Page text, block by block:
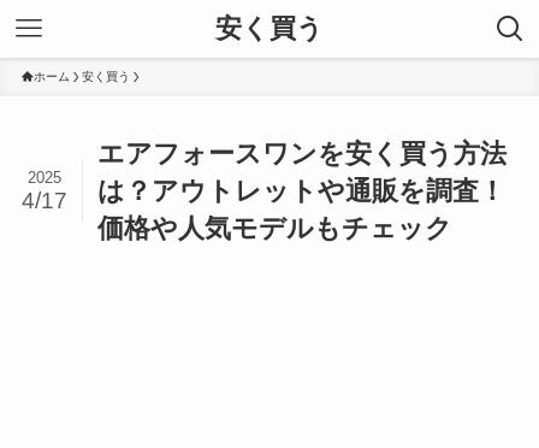
安く買う
ホーム 安く買う
エアフォースワンを安く買う方法
は？アウトレットや通販を調査！
価格や人気モデルもチェック
2025
4/17